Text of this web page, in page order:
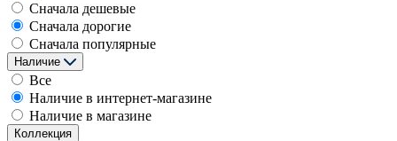
Сначала дешевые
Сначала дорогие
Сначала популярные
Наличие
Все
Наличие в интернет-магазине
Наличие в магазине
Коллекция